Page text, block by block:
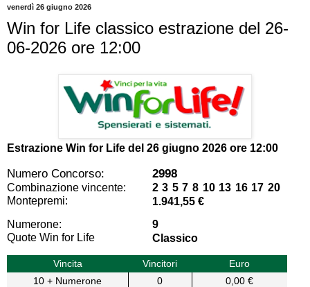
venerdì 26 giugno 2026
Win for Life classico estrazione del 26-
06-2026 ore 12:00
Estrazione Win for Life del 26 giugno 2026 ore 12:00
Numero Concorso: 2998
Combinazione vincente:
2 3 5 7 8 10 13 16 17 20
Montepremi:
1.941,55 €
Numerone:
9
Quote Win for Life
Classico
Vincita Vincitori
Euro
10 + Numerone
0
0,00 €